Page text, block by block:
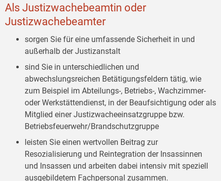
Als Justizwachebeamtin oder
Justizwachebeamter
sorgen Sie für eine umfassende Sicherheit in und
außerhalb der Justizanstalt
sind Sie in unterschiedlichen und
abwechslungsreichen Betätigungsfeldern tätig, wie
zum Beispiel im Abteilungs-, Betriebs-, Wachzimmer-
oder Werkstättendienst, in der Beaufsichtigung oder als
Mitglied einer Justizwacheeinsatzgruppe bzw.
Betriebsfeuerwehr/Brandschutzgruppe
leisten Sie einen wertvollen Beitrag zur
Resozialisierung und Reintegration der Insassinnen
und Insassen und arbeiten dabei intensiv mit speziell
ausgebildetem Fachpersonal zusammen.